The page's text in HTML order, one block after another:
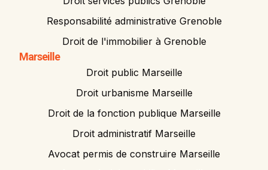
Responsabilité administrative Grenoble
Droit de l'immobilier à Grenoble
Marseille
Droit public Marseille
Droit urbanisme Marseille
Droit de la fonction publique Marseille
Droit administratif Marseille
Avocat permis de construire Marseille